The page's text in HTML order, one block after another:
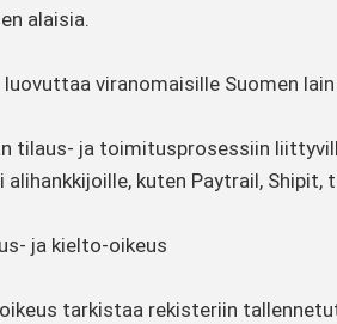
alaisia.
viranomaisille Suomen
tilaus- ja toimitusprosessiin
kuten Paytrail,
ja kielto-oikeus
tarkistaa rekisteriin